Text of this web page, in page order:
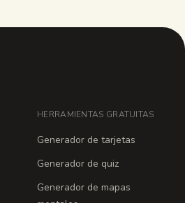
HERRAMIENTAS GRATUITAS
Generador de tarjetas
Generador de quiz
Generador de mapas